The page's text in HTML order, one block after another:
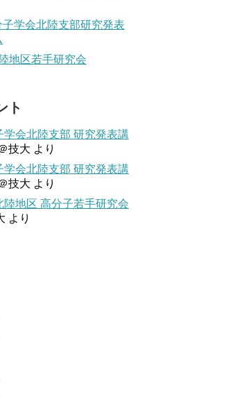
学会北陸支部研究発表
地区若手研究会
ト
学会北陸支部 研究発表講
技大 より
学会北陸支部 研究発表講
技大 より
陸地区 高分子若手研究会
より